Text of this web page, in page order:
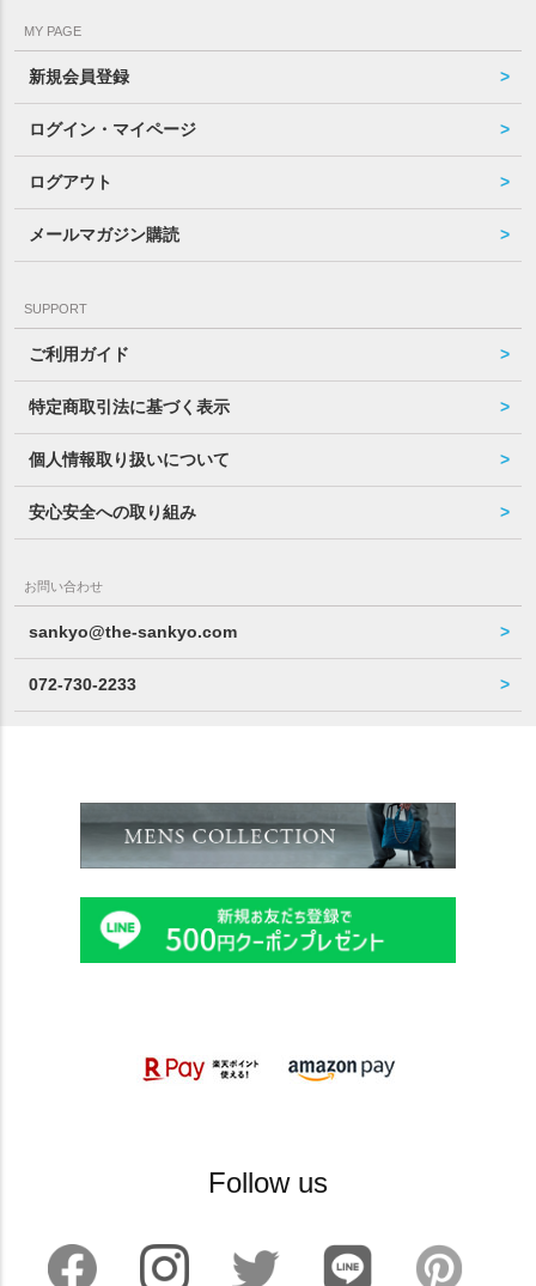
MY PAGE
新規会員登録
ログイン・マイページ
ログアウト
メールマガジン購読
SUPPORT
ご利用ガイド
特定商取引法に基づく表示
個人情報取り扱いについて
安心安全への取り組み
お問い合わせ
sankyo@the-sankyo.com
072-730-2233
Follow us